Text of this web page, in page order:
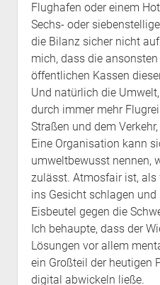
Flughafen oder einem
Sechs- oder
die Bilanz sicher nicht
mich, dass die
öffentlichen Kassen
Und natürlich die
durch immer mehr
Straßen und dem
Eine Organisation kann
umweltbewusst nennen,
zulässt. Atmosfair ist,
ins Gesicht schlagen
Eisbeutel gegen die
Ich behaupte, dass der
Lösungen vor allem
ein Großteil der heutigen
digital abwickeln ließe.